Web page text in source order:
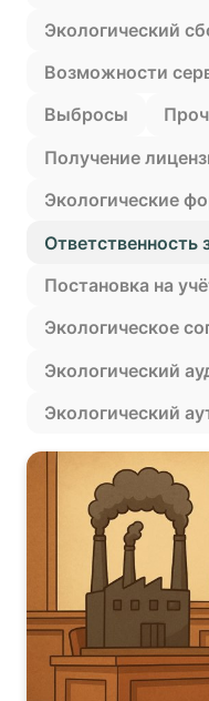
Экологический
Возможности
Выбросы
Получение
Экологические
Ответственность
Постановка на
Экологическое
Экологический
Экологический